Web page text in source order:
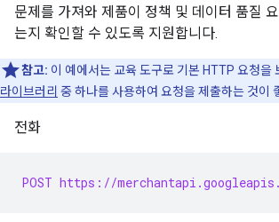
문제를 가져와 제품이 정책 및 데이터 품질
는지 확인할 수 있도록 지원합니다.
참고: 이 예에서는 교육 도구로 기본 HTTP 요청을
라이브러리 중 하나를 사용하여 요청을 제출하는 것이
전화
POST https://